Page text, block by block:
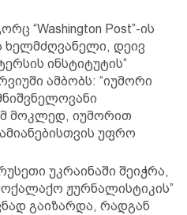
“Washington Post”-ის
ხელმძღვანელი, დეივ
ინსტიტუტის”
ამბობს: “იუმორი
მოკლედ, იუმორით
უფრო
უკრაინაში შეიჭრა,
ჟურნალისტიკის”
გაიზარდა, რადგან